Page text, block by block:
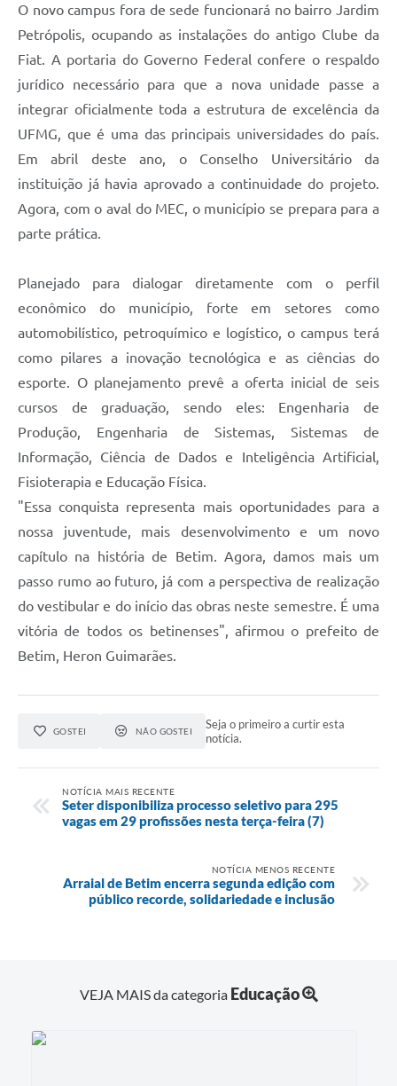
O novo campus fora de sede funcionará no bairro Jardim
Petrópolis, ocupando as instalações do antigo Clube da
Fiat. A portaria do Governo Federal confere o respaldo
jurídico necessário para que a nova unidade passe a
integrar oficialmente toda a estrutura de excelência da
UFMG, que é uma das principais universidades do país.
Em abril deste ano, o Conselho Universitário da
instituição já havia aprovado a continuidade do projeto.
Agora, com o aval do MEC, o município se prepara para a
parte prática.
Planejado para dialogar diretamente com o perfil
econômico do município, forte em setores como
automobilístico, petroquímico e logístico, o campus terá
como pilares a inovação tecnológica e as ciências do
esporte. O planejamento prevê a oferta inicial de seis
cursos de graduação, sendo eles: Engenharia de
Produção, Engenharia de Sistemas, Sistemas de
Informação, Ciência de Dados e Inteligência Artificial,
Fisioterapia e Educação Física.
"Essa conquista representa mais oportunidades para a
nossa juventude, mais desenvolvimento e um novo
capítulo na história de Betim. Agora, damos mais um
passo rumo ao futuro, já com a perspectiva de realização
do vestibular e do início das obras neste semestre. É uma
vitória de todos os betinenses", afirmou o prefeito de
Betim, Heron Guimarães.
GOSTEI NÃO GOSTEI
Seja o primeiro a curtir esta
notícia.
NOTÍCIA MAIS RECENTE
Seter disponibiliza processo seletivo para 295
vagas em 29 profissões nesta terça-feira (7)
NOTÍCIA MENOS RECENTE
Arraial de Betim encerra segunda edição com
público recorde, solidariedade e inclusão
VEJA MAIS da categoria Educação